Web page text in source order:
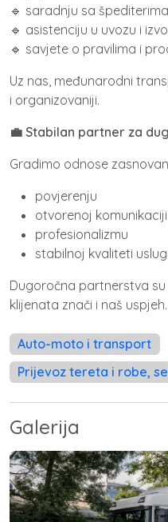
🔹 saradnju sa špediterima
🔹 asistenciju u uvozu i
🔹 savjete o pravilima i
Uz nas, međunarodni
i organizovaniji.
💼 Stabilan partner za
Gradimo odnose
povjerenju
otvorenoj komunikaciji
profesionalizmu
stabilnoj kvaliteti
Dugoročna partnerstva
klijenata znači i naš uspjeh.
Auto-moto i transport
Prijevoz tereta i robe,
Galerija